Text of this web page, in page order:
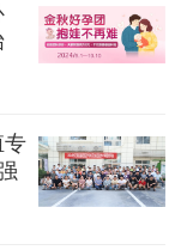
专